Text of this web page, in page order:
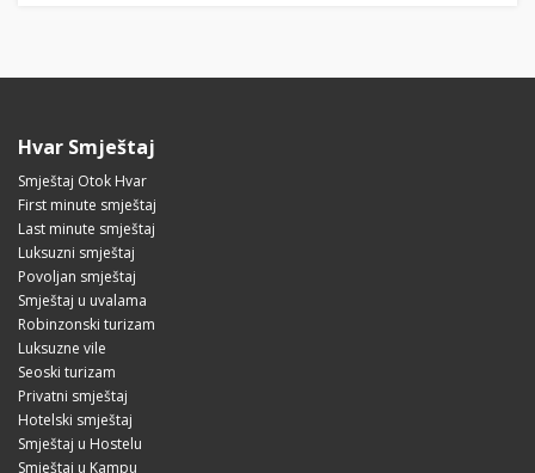
Hvar Smještaj
Smještaj Otok Hvar
First minute smještaj
Last minute smještaj
Luksuzni smještaj
Povoljan smještaj
Smještaj u uvalama
Robinzonski turizam
Luksuzne vile
Seoski turizam
Privatni smještaj
Hotelski smještaj
Smještaj u Hostelu
Smještaj u Kampu